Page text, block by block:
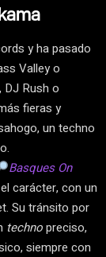
y ha pasado
Valley o
DJ Rush o
fieras y
un techno
Basques On
carácter, con un
Su tránsito por
technopreciso,
siempre con